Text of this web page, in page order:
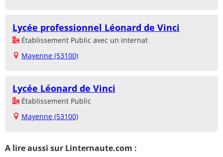
Lycée professionnel Léonard de Vinci
Établissement Public avec un internat
Mayenne (53100)
Lycée Léonard de Vinci
Établissement Public
Mayenne (53100)
A lire aussi sur Linternaute.com :